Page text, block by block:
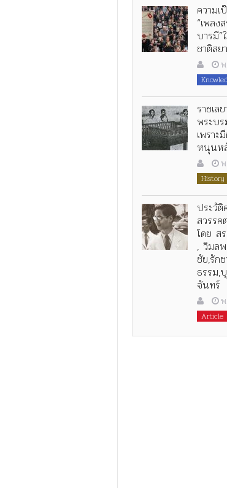
ความเ
“เพลง
บารมี”
ชาติสย
ราชเล
พระบ
เพรา
หนุนห
History
ประวั
สวรร
โดย ส
, วิมล
ชัย,รัก
ธรรม,
จันทร์
Article